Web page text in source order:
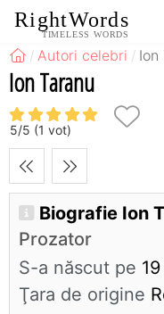
RightWords
TIMELESS WORDS
Autori celebri Ion
Ion Taranu
5/5 (1 vot)
Biografie Ion
Prozator
S-a născut pe
Ţara de origine